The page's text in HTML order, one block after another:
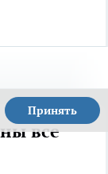
Принять
все